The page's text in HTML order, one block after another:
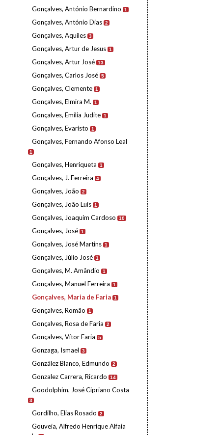
Gonçalves, António Bernardino 1
Gonçalves, António Dias 2
Gonçalves, Aquiles 3
Gonçalves, Artur de Jesus 1
Gonçalves, Artur José 13
Gonçalves, Carlos José 5
Gonçalves, Clemente 1
Gonçalves, Elmira M. 1
Gonçalves, Emília Judite 1
Gonçalves, Evaristo 1
Gonçalves, Fernando Afonso Leal
1
Gonçalves, Henriqueta 1
Gonçalves, J. Ferreira 4
Gonçalves, João 2
Gonçalves, João Luís 1
Gonçalves, Joaquim Cardoso 10
Gonçalves, José 1
Gonçalves, José Martins 1
Gonçalves, Júlio José 1
Gonçalves, M. Amândio 1
Gonçalves, Manuel Ferreira 1
Gonçalves, Maria de Faria 1
Gonçalves, Romão 1
Gonçalves, Rosa de Faria 2
Gonçalves, Vítor Faria 5
Gonzaga, Ismael 3
González Blanco, Edmundo 2
Gonzalez Carrera, Ricardo 14
Goodolphim, José Cipriano Costa
3
Gordilho, Elias Rosado 2
Gouveia, Alfredo Henrique Alfaia